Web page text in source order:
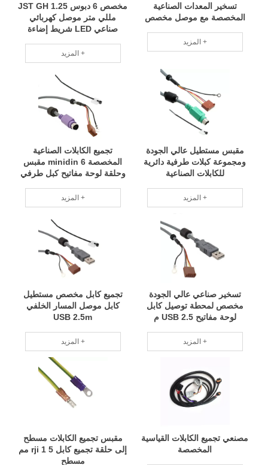
مخصص 6 دبوس JST GH 1.25
مللي متر موصل كهربائي
صناعي LED شريط إضاءة
المصنعة مع UL
المزيد +
تسخير المعدات الصناعية
المخصصة مع موصل مخصص
المزيد +
تجميع الكابلات الصناعية
المخصصة minidin 6 مقبس
وحلقة لوحة مفاتيح كبل طرفي
المزيد +
مقبس مستطيل عالي الجودة
ومجموعة كبلات طرفية دائرية
للكابلات الصناعية
المزيد +
تجميع كابل مخصص مستطيل
كابل موصل المسار الخلفي
USB 2.5m
المزيد +
تسخير صناعي عالي الجودة
مخصص لمحطة توصيل كابل
لوحة مفاتيح USB 2.5 م
المزيد +
مقبس تجميع الكابلات مسطح
إلى حلقة تجميع كابل rji 1 5 مم
مسطح
مصنعي تجميع الكابلات القياسية
المخصصة